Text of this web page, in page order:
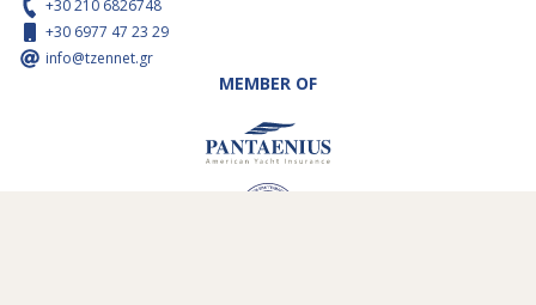
+30 210 6826748
+30 6977 47 23 29
info@tzennet.gr
MEMBER OF